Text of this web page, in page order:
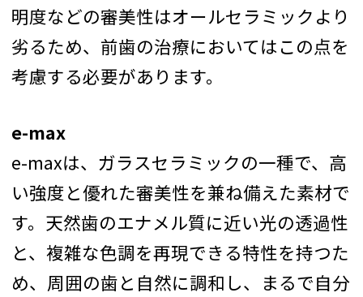
明度などの審美性はオールセラミックより
劣るため、前歯の治療においてはこの点を
考慮する必要があります。
e-max
e-maxは、ガラスセラミックの一種で、高
い強度と優れた審美性を兼ね備えた素材で
す。天然歯のエナメル質に近い光の透過性
と、複雑な色調を再現できる特性を持つた
め、周囲の歯と自然に調和し、まるで自分